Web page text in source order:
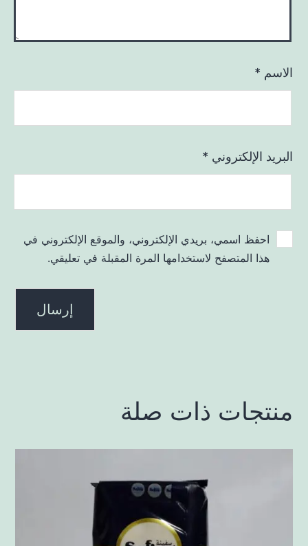
الاسم *
البريد الإلكتروني *
احفظ اسمي، بريدي الإلكتروني، والموقع الإلكتروني في
هذا المتصفح لاستخدامها المرة المقبلة في تعليقي.
منتجات ذات صلة